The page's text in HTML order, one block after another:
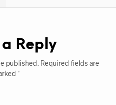
Reply
published. Required fields are
*